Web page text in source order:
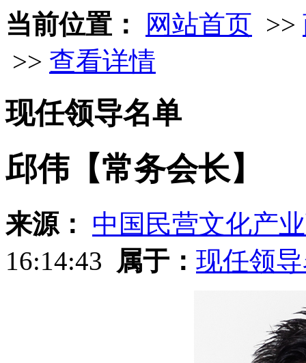
当前位置：
网站首页 >>
>> 查看详情
现任领导名单
邱伟【常务会长】
来源：
中国民营文化产
16:14:43
属于： 现任领